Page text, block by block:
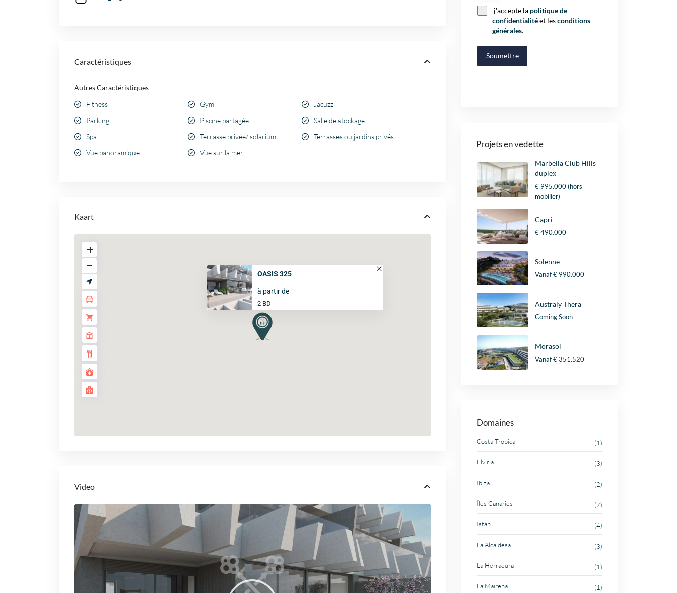
Caractéristiques
Autres Caractéristiques
Fitness
Gym
Jacuzzi
Parking
Piscine partagée
Salle de stockage
Spa
Terrasse privée/ solarium
Terrasses ou jardins privés
Vue panoramique
Vue sur la mer
Kaart
OASIS 325
à partir de
2 BD
Video
j'accepte la politique de
confidentialitéet lesconditions
générales.
Soumettre
Projets en vedette
Marbella Club Hills
duplex
€ 995.000(hors
mobilier)
Capri
€ 490.000
Solenne
Vanaf€ 990.000
Australy Thera
Coming Soon
Morasol
Vanaf€ 351.520
Domaines
Costa Tropical (1)
Elviria (3)
Ibiza (2)
Îles Canaries (7)
Istán (4)
La Alcaidesa (3)
La Herradura (1)
La Mairena (1)